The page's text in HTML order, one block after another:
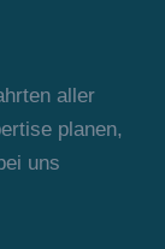
aller
planen,
uns